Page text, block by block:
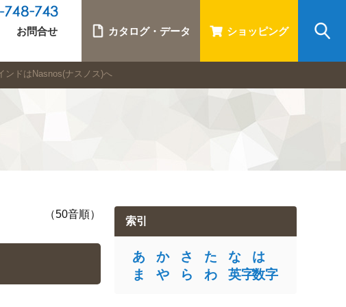
お問合せ カタログ・データ ショッピング
ンドはNasnos(ナスノス)へ
（50音順）
索引
あ か さ た な
は
ま
や ら わ 英字数字